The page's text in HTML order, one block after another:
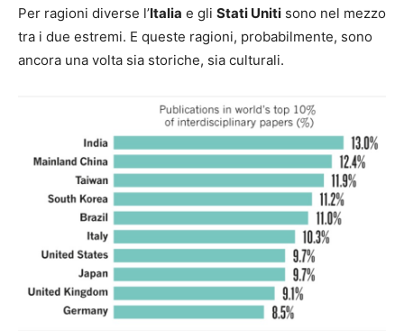
Per ragioni diverse l’Italia e gli Stati Uniti sono nel mezzo
tra i due estremi. E queste ragioni, probabilmente, sono
ancora una volta sia storiche, sia culturali.